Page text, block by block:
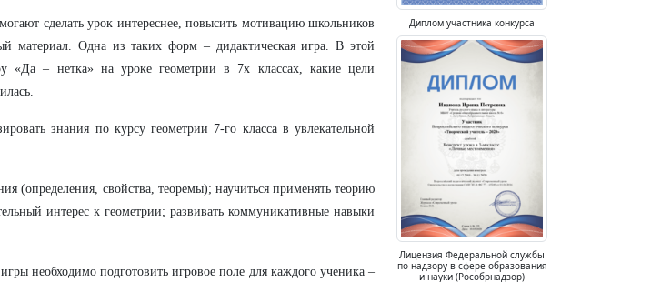
сделать урок интереснее, повысить мотивацию школьников
материал. Одна из таких форм – дидактическая игра. В этой
«Да – нетка» на уроке геометрии в 7х классах, какие цели
знания по курсу геометрии 7-го класса в увлекательной
(определения, свойства, теоремы); научиться применять теорию
интерес к геометрии; развивать коммуникативные навыки
необходимо подготовить игровое поле для каждого ученика –
Диплом участника конкурса
Лицензия Федеральной службы
по надзору в сфере образования
и науки (Рособрнадзор)